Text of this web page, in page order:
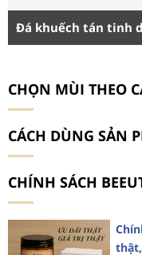
Đá khuếch tán tinh
CHỌN MÙI THEO
CÁCH DÙNG SẢN
CHÍNH SÁCH